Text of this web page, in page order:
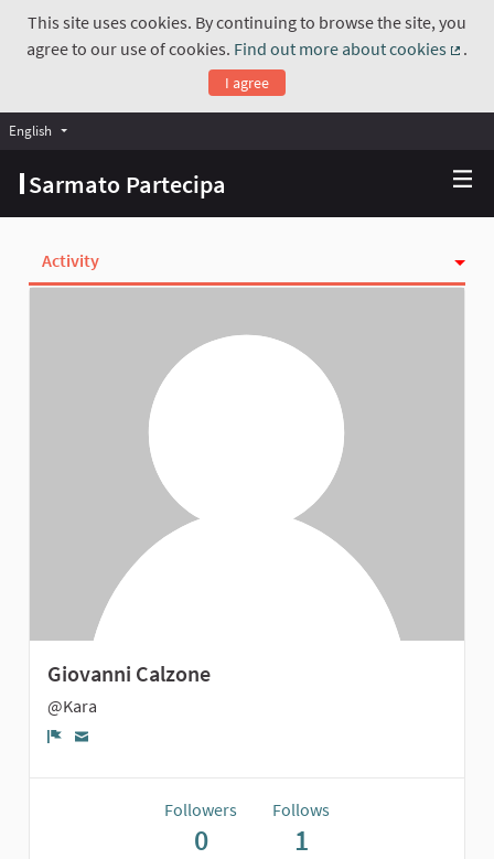
This site uses cookies. By continuing to browse the site, you
agree to our use of cookies. Find out more about cookies
.
I agree
Sarmato Partecipa
English Choose language
Activity
Giovanni Calzone
@Kara
Followers
0
Follows
1